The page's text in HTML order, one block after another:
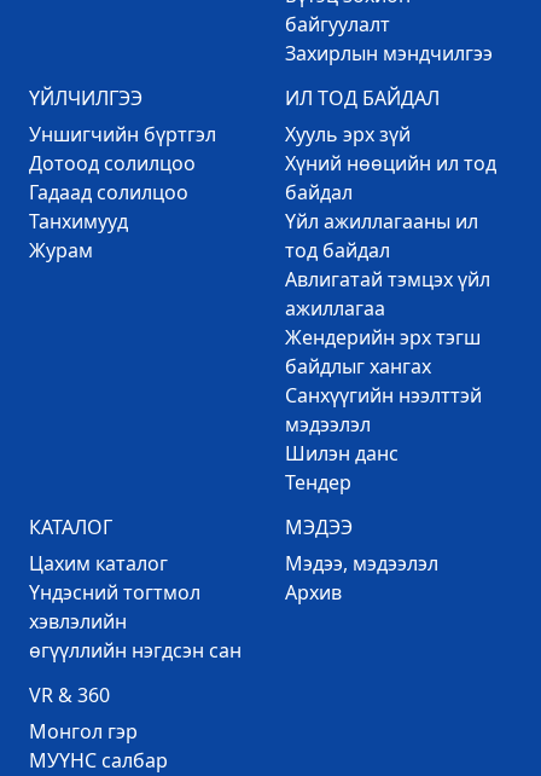
байгуулалт
Захирлын мэндчилгээ
ҮЙЛЧИЛГЭЭ
Уншигчийн бүртгэл
Дотоод солилцоо
Гадаад солилцоо
Танхимууд
Журам
ИЛ ТОД БАЙДАЛ
Хууль эрх зүй
Хүний нөөцийн ил тод
байдал
Үйл ажиллагааны ил
тод байдал
Авлигатай тэмцэх үйл
ажиллагаа
Жендерийн эрх тэгш
байдлыг хангах
Санхүүгийн нээлттэй
мэдээлэл
Шилэн данс
Тендер
КАТАЛОГ
Цахим каталог
Үндэсний тогтмол
хэвлэлийн
өгүүллийн нэгдсэн сан
МЭДЭЭ
Mэдээ, мэдээлэл
Архив
VR & 360
Mонгол гэр
МУҮНС салбар